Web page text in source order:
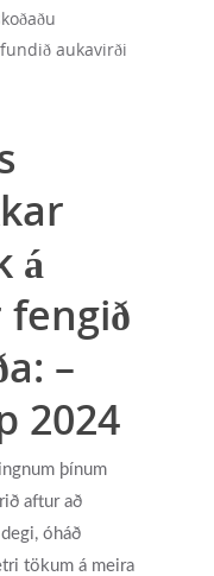
aukavirði
á
–
2024
þínum
aftur að
óháð
tökum á meira